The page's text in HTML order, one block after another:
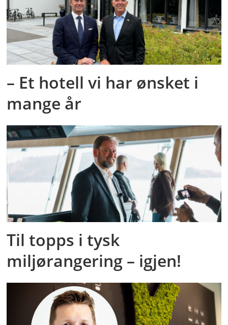
– Et hotell vi har ønsket i
mange år
Til topps i tysk
miljørangering – igjen!